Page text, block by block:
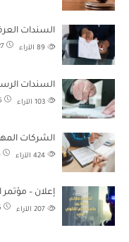
السندات
27 الآراء
السندات
الآراء
الشركات
الآراء
إعلان –
الآراء